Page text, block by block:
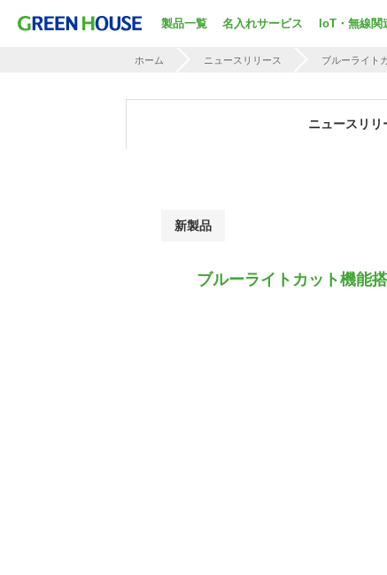
製品一覧 名入れサービス IoT・無線関
ホーム ニュースリリース ブルーライト
ニュースリリ
新製品
ブルーライトカット機能